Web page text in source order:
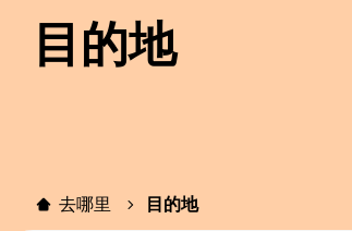
目的地
去哪里 目的地